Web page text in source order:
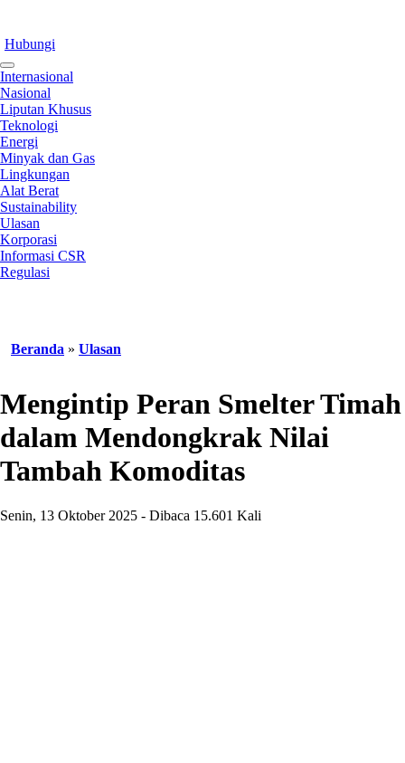
Hubungi
Internasional
Nasional
Liputan Khusus
Teknologi
Energi
Minyak dan Gas
Lingkungan
Alat Berat
Sustainability
Ulasan
Korporasi
Informasi CSR
Regulasi
Beranda » Ulasan
Mengintip Peran Smelter Timah
dalam Mendongkrak Nilai
Tambah Komoditas
Senin, 13 Oktober 2025 - Dibaca 15.601 Kali